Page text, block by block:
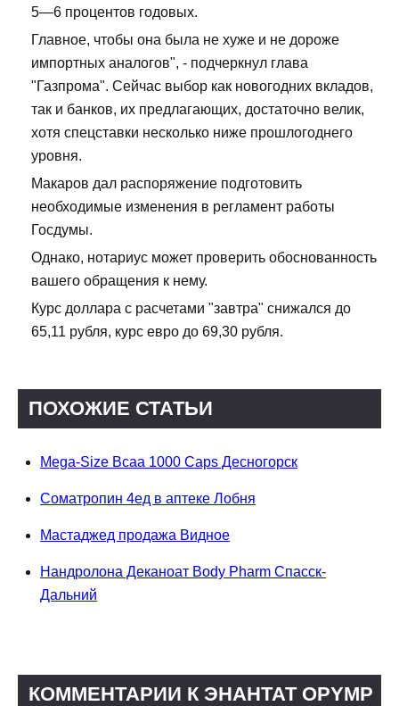
5—6 процентов годовых.
Главное, чтобы она была не хуже и не дороже
импортных аналогов", - подчеркнул глава
"Газпрома". Сейчас выбор как новогодних вкладов,
так и банков, их предлагающих, достаточно велик,
хотя спецставки несколько ниже прошлогоднего
уровня.
Макаров дал распоряжение подготовить
необходимые изменения в регламент работы
Госдумы.
Однако, нотариус может проверить обоснованность
вашего обращения к нему.
Курс доллара с расчетами "завтра" снижался до
65,11 рубля, курс евро до 69,30 рубля.
ПОХОЖИЕ СТАТЬИ
Mega-Size Bcaa 1000 Caps Десногорск
Cоматропин 4ед в аптеке Лобня
Мастаджед продажа Видное
Нандролона Деканоат Body Pharm Спасск-
Дальний
КОММЕНТАРИИ К ЭНАНТАТ OPYMP